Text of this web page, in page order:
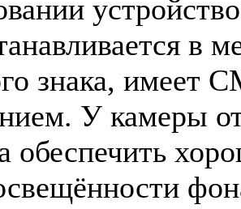
в
знака, имеет
У камеры
обеспечить